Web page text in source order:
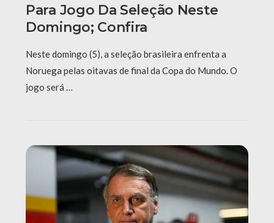
Para Jogo Da Seleção Neste
Domingo; Confira
Neste domingo (5), a seleção brasileira enfrenta a
Noruega pelas oitavas de final da Copa do Mundo. O
jogo será …